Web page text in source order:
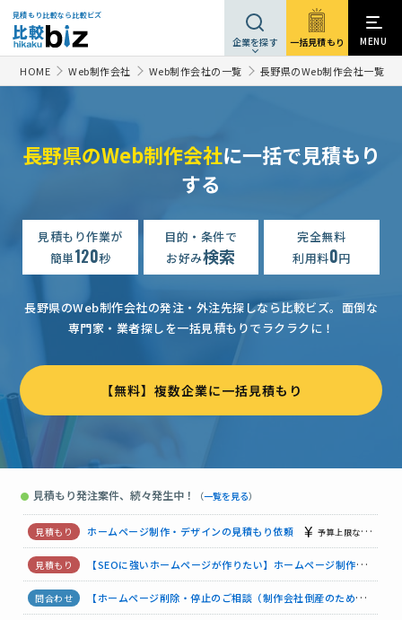
見積もり比較なら比較ビズ
企業を探す 一括見積もり MENU
HOME Web制作会社 Web制作会社の一覧 長野県のWeb制作会社一覧
長野県のWeb制作会社に一括で見積もり
する
見積もり作業が
簡単120秒
目的・条件で
お好み検索
完全無料
利用料0円
長野県のWeb制作会社の発注・外注先探しなら比較ビズ。 面倒な
専門家・業者探しを一括見積もりでラクラクに！
【無料】複数企業に一括見積もり
● 見積もり発注案件、続々発生中！ （一覧を見る）
ホームページ制作の見積もり依頼
ホームページ制作・デザインの見積もり依頼 予算上限なし
【SEOに強いホームページが作りたい】ホームページ制作の見積もり依頼
【コーポレートサイトリニューアル＆飲食事業HP管理】の見積もり依頼
ホームページ制作の見積もり依頼 相談して決めたい 長野県
ホームページ制作の見積もり依頼 相談して決めたい 長野県
ホームページ制作の見積もり依頼
ホームページ制作の見積もり依頼
ホームページ制作の見積もり依頼 予算上限なし 長野県
ホームページ制作・デザインの見積もり依頼 予算上限なし
【SEOに強いホームページが作りたい】ホームページ制作の見積もり依頼